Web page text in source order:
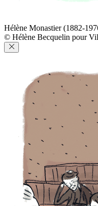
Hélène Monastier (1882-
© Hélène Becquelin pour